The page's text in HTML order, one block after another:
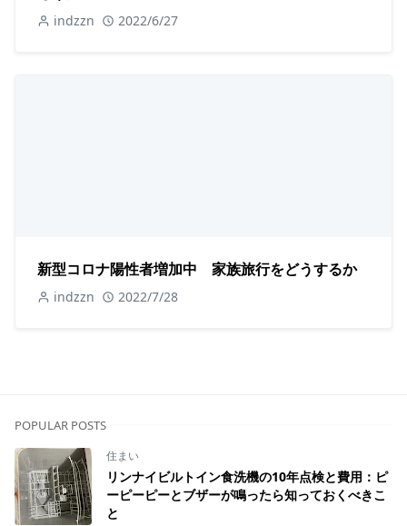
indzzn 2022/6/27
新型コロナ陽性者増加中 家族旅行をどうするか
indzzn 2022/7/28
POPULAR POSTS
住まい
リンナイビルトイン食洗機の10年点検と費用：ピ
ーピーピーとブザーが鳴ったら知っておくべきこ
と